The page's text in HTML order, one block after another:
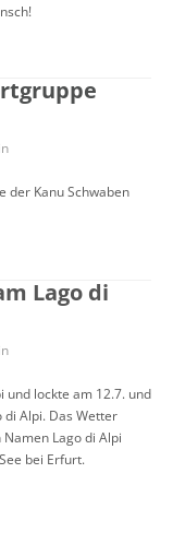
der Kanu Schwaben
Lago di
und lockte am 12.7. und
di Alpi. Das Wetter
Lago di Alpi
bei Erfurt.